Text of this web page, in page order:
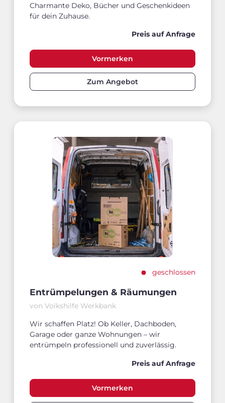
Charmante Deko, Bücher und Geschenkideen
für dein Zuhause.
Preis auf Anfrage
Vormerken
Zum Angebot
geschlossen
Entrümpelungen & Räumungen
von Volkshilfe Werkbank
Wir schaffen Platz! Ob Keller, Dachboden,
Garage oder ganze Wohnungen – wir
entrümpeln professionell und zuverlässig.
Preis auf Anfrage
Vormerken